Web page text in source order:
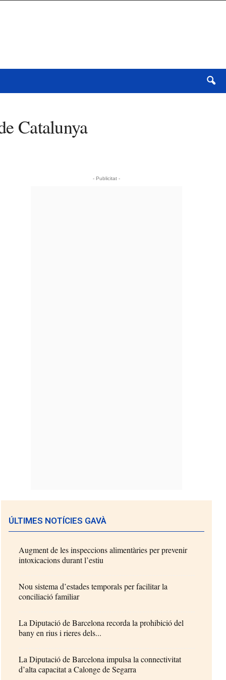
Catalunya
- Publicitat -
ÚLTIMES NOTÍCIES GAVÀ
Augment de les inspeccions alimentàries per prevenir
intoxicacions durant l’estiu
Nou sistema d’estades temporals per facilitar la
conciliació familiar
La Diputació de Barcelona recorda la prohibició del
bany en rius i rieres dels...
La Diputació de Barcelona impulsa la connectivitat
d’alta capacitat a Calonge de Segarra